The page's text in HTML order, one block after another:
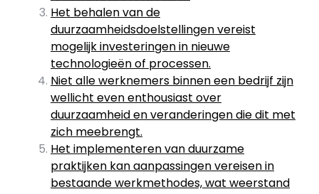
Het behalen van de
duurzaamheidsdoelstellingen vereist
mogelijk investeringen in nieuwe
technologieën of processen.
Niet alle werknemers binnen een bedrijf zijn
wellicht even enthousiast over
duurzaamheid en veranderingen die dit met
zich meebrengt.
Het implementeren van duurzame
praktijken kan aanpassingen vereisen in
bestaande werkmethodes, wat weerstand